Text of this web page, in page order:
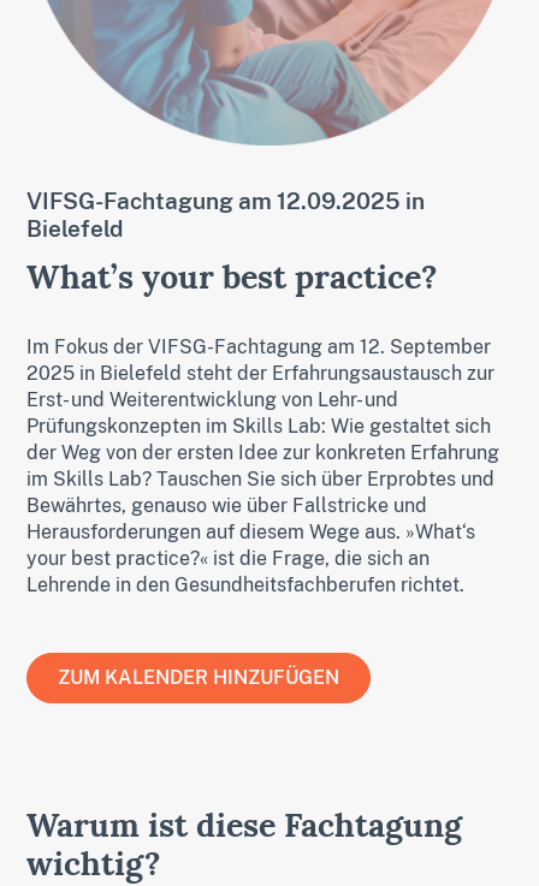
VIFSG-Fachtagung am 12.09.2025 in
Bielefeld
What’s your best practice?
Im Fokus der VIFSG-Fachtagung am 12. September
2025 in Bielefeld steht der Erfahrungsaustausch zur
Erst- und Weiterentwicklung von Lehr- und
Prüfungskonzepten im Skills Lab: Wie gestaltet sich
der Weg von der ersten Idee zur konkreten Erfahrung
im Skills Lab? Tauschen Sie sich über Erprobtes und
Bewährtes, genauso wie über Fallstricke und
Herausforderungen auf diesem Wege aus. »What‘s
your best practice?« ist die Frage, die sich an
Lehrende in den Gesundheitsfachberufen richtet.
ZUM KALENDER HINZUFÜGEN
Outlook Office 365
Warum ist diese Fachtagung
wichtig?